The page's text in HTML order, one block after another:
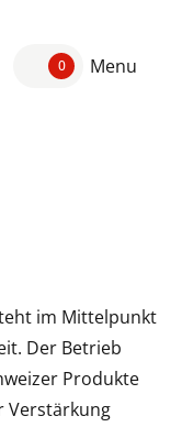
0 Menu
im Mittelpunkt
Der Betrieb
Produkte
Verstärkung